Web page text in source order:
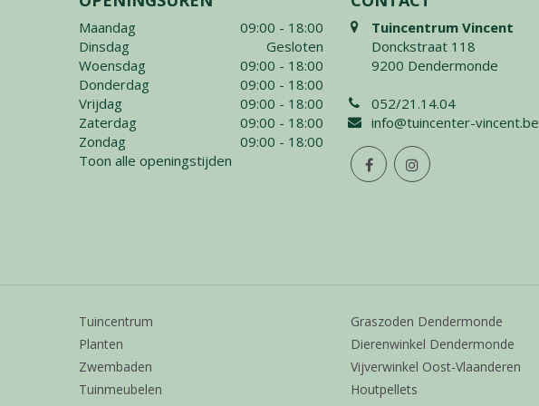
Maandag
09:00 - 18:00
Dinsdag
Gesloten
Woensdag
09:00 - 18:00
Donderdag
09:00 - 18:00
Vrijdag
09:00 - 18:00
Zaterdag
09:00 - 18:00
Zondag
09:00 - 18:00
Toon alle openingstijden
Tuincentrum Vincent
Donckstraat 118
9200 Dendermonde
052/21.14.04
info@tuincenter-vincent.be
Tuincentrum
Planten
Zwembaden
Tuinmeubelen
Graszoden Dendermonde
Dierenwinkel Dendermonde
Vijverwinkel Oost-Vlaanderen
Houtpellets